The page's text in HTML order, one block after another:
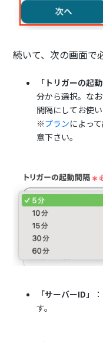
続いて、次の画面で
「トリガーの起動
分から選択。な
間隔にしてお使
※プランによっ
意下さい。
「サーバーID」
す。